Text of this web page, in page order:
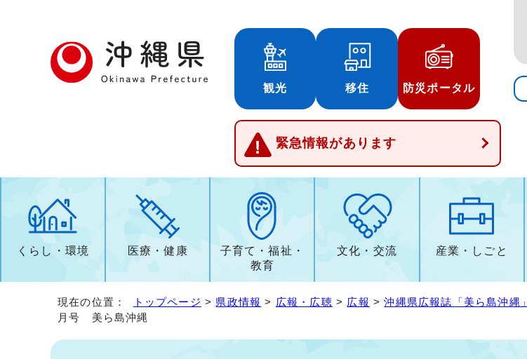
観光 移住 防災ポータル
緊急情報があります
くらし・環境 医療・健康
子育て・福祉・
教育
文化・交流 産業・しごと
現在の位置： トップページ > 県政情報 > 広報・広聴 > 広報 >沖縄県広報誌「美ら島沖縄」
月号 美ら島沖縄